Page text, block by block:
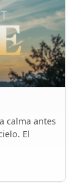
calma antes
El